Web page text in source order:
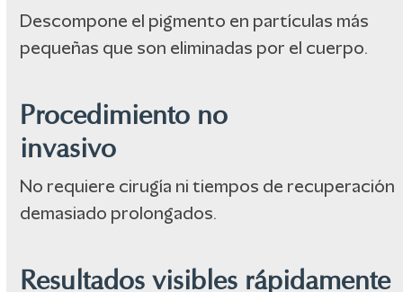
Descompone el pigmento en partículas más
pequeñas que son eliminadas por el cuerpo.
Procedimiento no
invasivo
No requiere cirugía ni tiempos de recuperación
demasiado prolongados.
Resultados visibles rápidamente